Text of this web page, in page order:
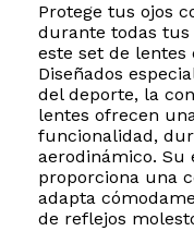
Protege tus ojos
durante todas tus
este set de lentes
Diseñados
del deporte, la
lentes ofrecen
funcionalidad,
aerodinámico.
proporciona una
adapta
de reflejos